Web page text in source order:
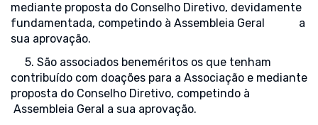
mediante proposta do Conselho Diretivo, devidamente
fundamentada, competindo à Assembleia Geral a
sua aprovação.
5. São associados beneméritos os que tenham
contribuído com doações para a Associação e mediante
proposta do Conselho Diretivo, competindo à
Assembleia Geral a sua aprovação.